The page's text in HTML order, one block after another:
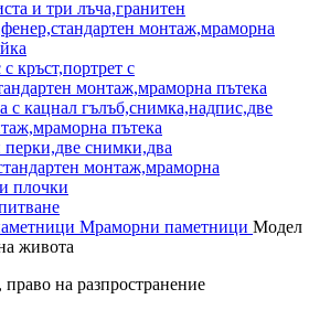
Мраморни паметници Модел
живота
право на разпространение